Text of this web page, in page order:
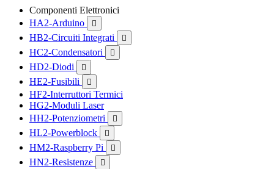
Componenti Elettronici
HA2-Arduino

HB2-Circuiti Integrati 
HC2-Condensatori 
HD2-Diodi 
HE2-Fusibili 
HF2-Interruttori Termici
HG2-Moduli Laser
HH2-Potenziometri

HL2-Powerblock 
HM2-Raspberry Pi 
HN2-Resistenze 